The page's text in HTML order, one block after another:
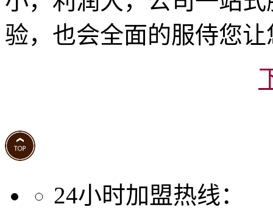
验，也会全面的服侍您
24小时加盟热线：